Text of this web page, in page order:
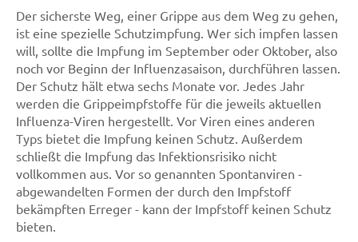
Der sicherste Weg, einer Grippe aus dem Weg zu gehen,
ist eine spezielle Schutzimpfung. Wer sich impfen lassen
will, sollte die Impfung im September oder Oktober, also
noch vor Beginn der Influenzasaison, durchführen lassen.
Der Schutz hält etwa sechs Monate vor. Jedes Jahr
werden die Grippeimpfstoffe für die jeweils aktuellen
Influenza-Viren hergestellt. Vor Viren eines anderen
Typs bietet die Impfung keinen Schutz. Außerdem
schließt die Impfung das Infektionsrisiko nicht
vollkommen aus. Vor so genannten Spontanviren -
abgewandelten Formen der durch den Impfstoff
bekämpften Erreger - kann der Impfstoff keinen Schutz
bieten.